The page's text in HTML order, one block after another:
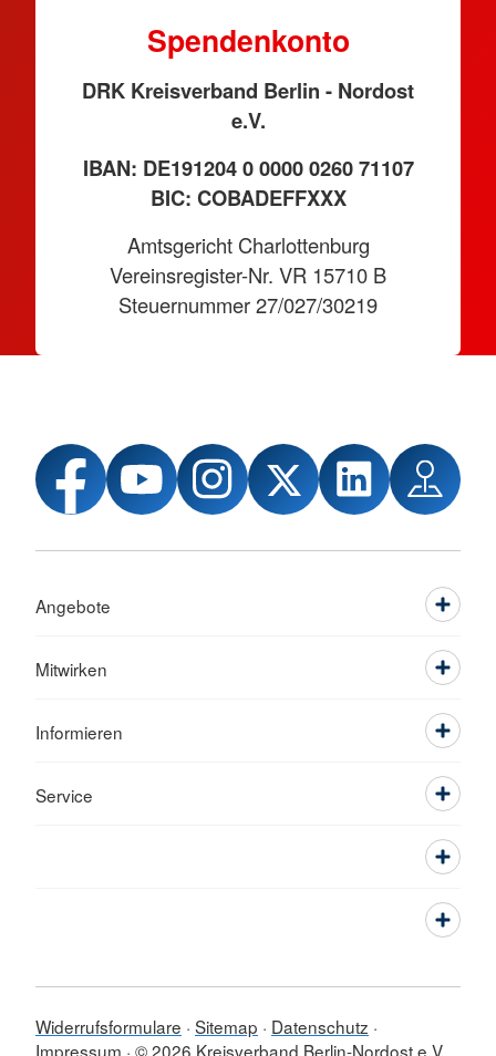
Spendenkonto
DRK Kreisverband Berlin - Nordost
e.V.
IBAN: DE191204 0 0000 0260 71107
BIC: COBADEFFXXX
Amtsgericht Charlottenburg
Vereinsregister-Nr. VR 15710 B
Steuernummer 27/027/30219
Angebote
Mitwirken
Informieren
Service
Widerrufsformulare Sitemap
Datenschutz
Impressum © 2026 Kreisverband Berlin-Nordost e.V.